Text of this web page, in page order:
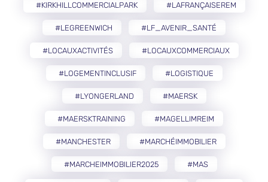
#KIRKHILLCOMMERCIALPARK #LAFRANÇAISEREM
#LEGREENWICH #LF_AVENIR_SANTÉ
#LOCAUXACTIVITÉS #LOCAUXCOMMERCIAUX
#LOGEMENTINCLUSIF #LOGISTIQUE
#LYONGERLAND #MAERSK
#MAERSKTRAINING #MAGELLIMREIM
#MANCHESTER #MARCHÉIMMOBILIER
#MARCHEIMMOBILIER2025 #MAS